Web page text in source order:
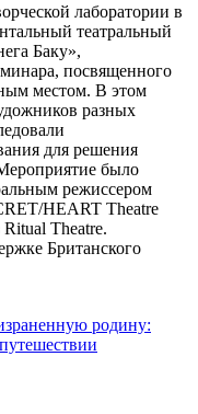
лаборатории в
театральный
Баку»,
посвященного
местом. В этом
разных
для решения
было
режиссером
HEART Theatre
Theatre.
Британского